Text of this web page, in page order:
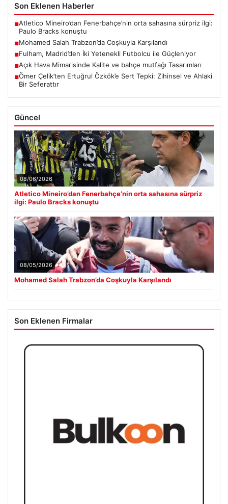
Son Eklenen Haberler
■Atletico Mineiro’dan Fenerbahçe’nin orta sahasına sürpriz ilgi:
Paulo Bracks konuştu
■Mohamed Salah Trabzon’da Coşkuyla Karşılandı
■Fulham, Madrid’den İki Yetenekli Futbolcu ile Güçleniyor
■Açık Hava Mimarisinde Kalite ve bahçe mutfağı Tasarımları
■Ömer Çelik’ten Ertuğrul Özkök’e Sert Tepki: Zihinsel ve Ahlaki
Bir Seferattır
Güncel
08/06/2026
Atletico Mineiro’dan Fenerbahçe’nin orta sahasına sürpriz
ilgi: Paulo Bracks konuştu
08/05/2026
Mohamed Salah Trabzon’da Coşkuyla Karşılandı
Son Eklenen Firmalar